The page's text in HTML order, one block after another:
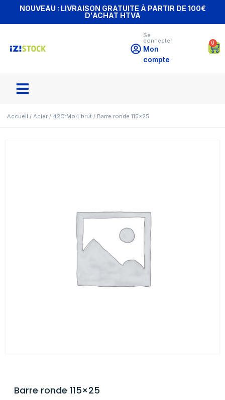
NOUVEAU : LIVRAISON GRATUITE À PARTIR DE 100€
D'ACHAT HTVA
Se
connecter
Mon
compte
0
Accueil / Acier / 42CrMo4 brut / Barre ronde 115×25
Barre ronde 115×25